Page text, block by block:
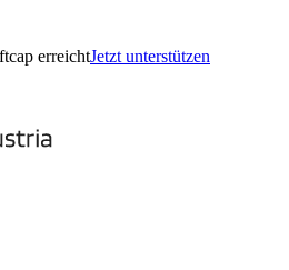
erreichtJetzt unterstützen